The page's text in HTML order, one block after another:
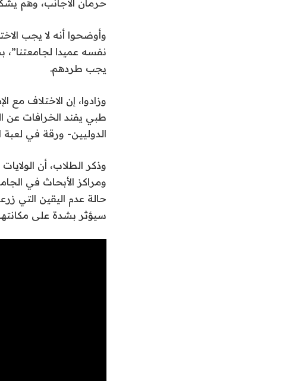
حرمان الأجانب، وهم
وأوضحوا أنه لا يجب
نفسه عميدا لجامعتنا”،
يجب طردهم.
وزادوا، إن الاختلاف مع
طبي يفند الخرافات عن
الدوليين- ورقة في لعبة
وذكر الطلاب، أن
ومراكز الأبحاث في
حالة عدم اليقين التي
سيؤثر بشدة على